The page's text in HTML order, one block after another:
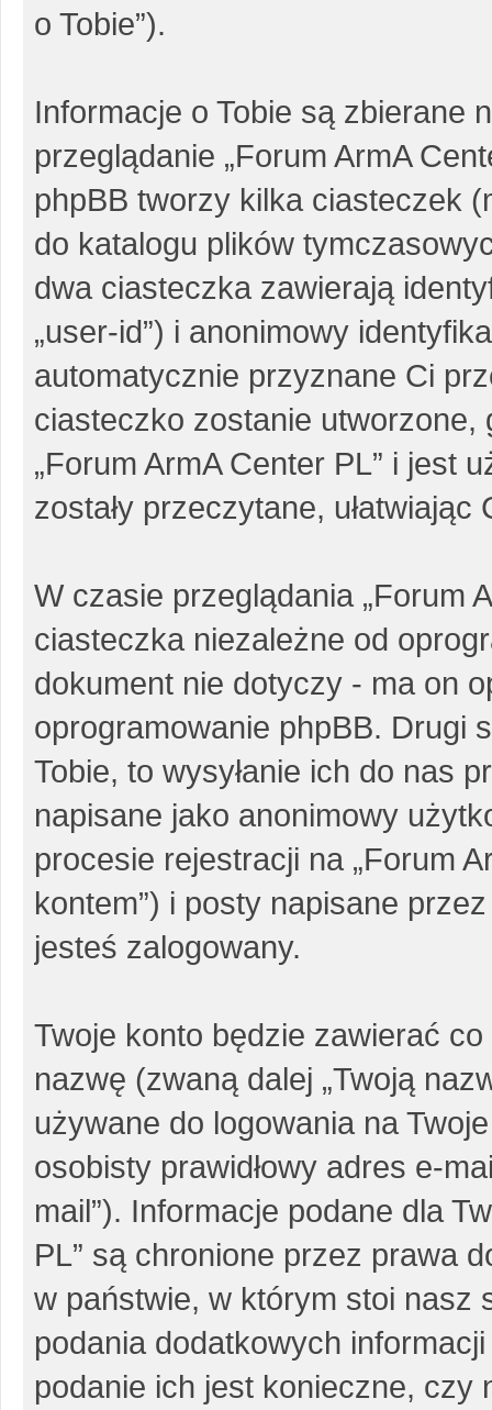
o Tobie”).
Informacje o Tobie są zbierane
przeglądanie „Forum ArmA
phpBB tworzy kilka ciasteczek
do katalogu plików
dwa ciasteczka zawierają
„user-id”) i anonimowy
automatycznie przyznane Ci
ciasteczko zostanie
„Forum ArmA Center PL” i jest
zostały przeczytane,
W czasie przeglądania „Forum
ciasteczka niezależne od
dokument nie dotyczy - ma on
oprogramowanie phpBB. Drugi
Tobie, to wysyłanie ich do nas
napisane jako anonimowy
procesie rejestracji na „Forum
kontem”) i posty napisane
jesteś zalogowany.
Twoje konto będzie zawierać
nazwę (zwaną dalej „Twoją
używane do logowania na
osobisty prawidłowy adres e-
mail”). Informacje podane dla
PL” są chronione przez prawa
w państwie, w którym stoi nasz
podania dodatkowych
podanie ich jest konieczne,